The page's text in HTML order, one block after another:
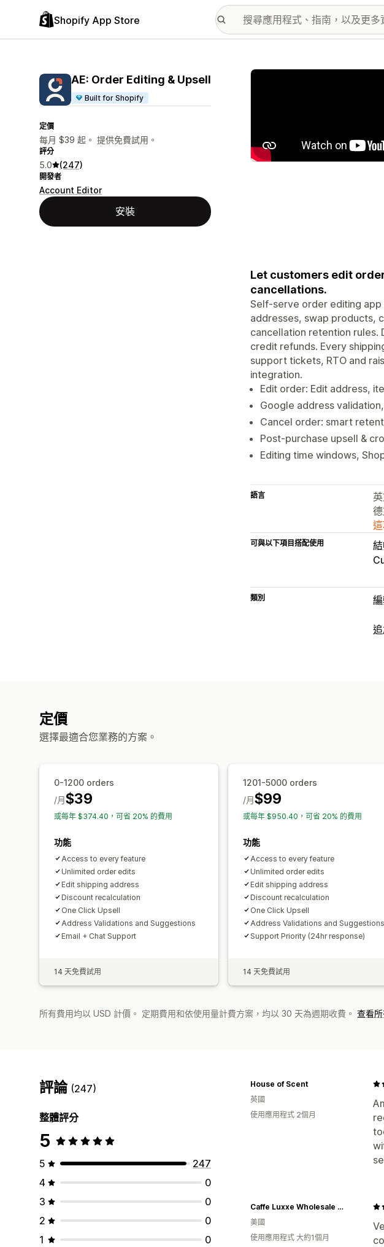
Shopify App Store
AE: Order Editing & Upsell
Built for Shopify
定價
每月 $39 起。 提供免費試用。
評分
5.0 (247)
開發者
Account Editor
安裝
主要圖片圖庫
Let customers edit
cancellations.
Self-serve order editing
addresses, swap products,
cancellation retention rules.
credit refunds. Every
support tickets, RTO and
integration.
Edit order: Edit address,
Google address
Cancel order: smart
Post-purchase upsell &
Editing time windows,
語言
可與以下項目搭配使用
類別
定價
選擇最適合您業務的方案。
0-1200 orders
$39
/月
或每年 $374.40，可省 20% 的費用
功能
Access to every feature
Unlimited order edits
Edit shipping address
Discount recalculation
One Click Upsell
Address Validations and Suggestions
Email + Chat Support
14 天免費試用
1201-5000 orders
$99
/月
或每年 $950.40，可省 20% 的費用
功能
Access to every feature
Unlimited order edits
Edit shipping address
Discount recalculation
One Click Upsell
Address Validations and Suggestions
Support Priority (24hr response)
14 天免費試用
所有費用均以 USD 計價。 定期費用和依使用量計費方案，均以 30 天為週期收費。 查看
評論 (247)
整體評分
5
5
247
4
0
3
0
2
0
1
0
House of Scent
英國
使用應用程式 2個月
Caffe Luxxe Wholesale Ordering
美國
使用應用程式 大約1個月